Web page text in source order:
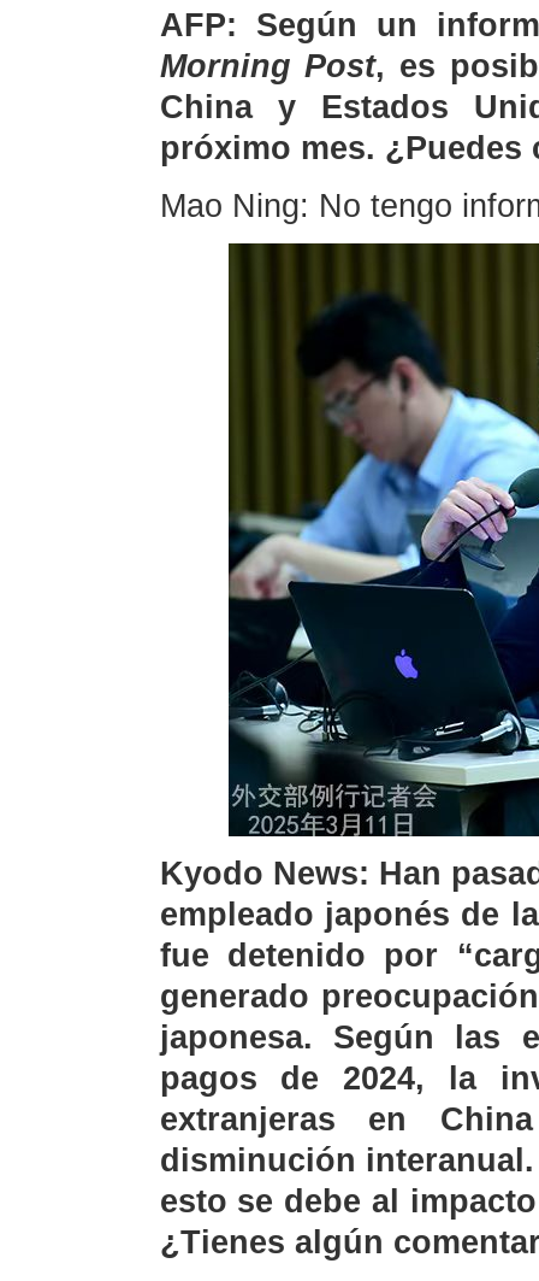
AFP: Según un
Morning Post, es
China y Estados
próximo mes. ¿Puedes
Mao Ning: No tengo
Kyodo News: Han
empleado japonés de
fue detenido por
generado
japonesa. Según las
pagos de 2024, la
extranjeras en
disminución
esto se debe al
¿Tienes algún